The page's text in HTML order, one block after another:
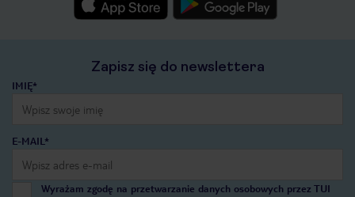
Zapisz się do newslettera
IMIĘ*
E-MAIL*
Wyrażam zgodę na przetwarzanie danych osobowych przez TUI